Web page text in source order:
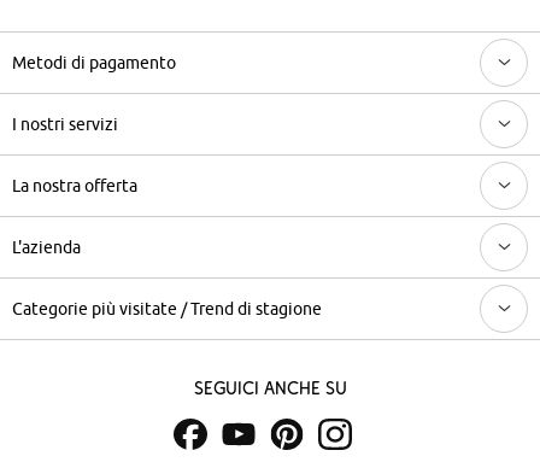
Metodi di pagamento
I nostri servizi
La nostra offerta
L'azienda
Categorie più visitate / Trend di stagione
Seguici anche su